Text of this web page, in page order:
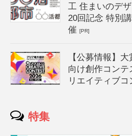
工 住まいのデ
20回記念 特別
催[PR]
【公募情報】
向け創作コンテ
リエイティブ
特集